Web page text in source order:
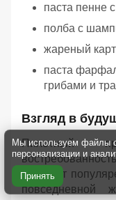
паста пенне
полба с
жареный
паста
грибами и
Взгляд в
Пилотный
он будет
повседневной
Мы используем файлы
персонализации и
Принять